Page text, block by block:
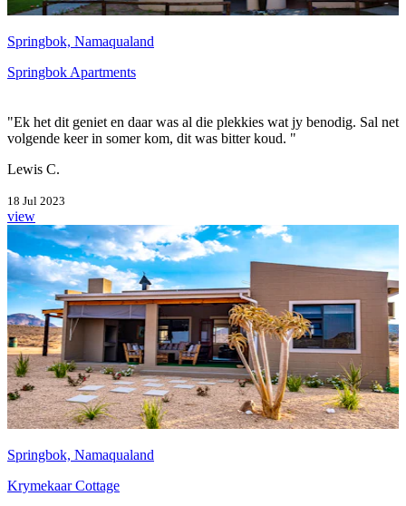
Springbok, Namaqualand
Springbok Apartments
"Ek het dit geniet en daar was al die plekkies wat jy benodig. Sal net
volgende keer in somer kom, dit was bitter koud. "
Lewis C.
18 Jul 2023
view
Springbok, Namaqualand
Krymekaar Cottage